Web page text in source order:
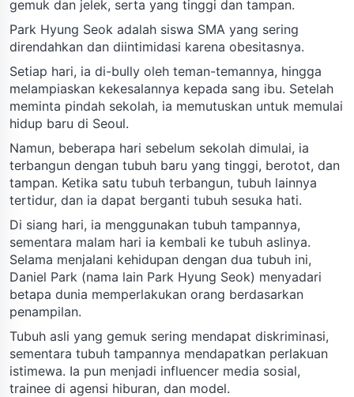
gemuk dan jelek, serta yang tinggi dan tampan.
Park Hyung Seok adalah siswa SMA yang sering
direndahkan dan diintimidasi karena obesitasnya.
Setiap hari, ia di-bully oleh teman-temannya, hingga
melampiaskan kekesalannya kepada sang ibu. Setelah
meminta pindah sekolah, ia memutuskan untuk memulai
hidup baru di Seoul.
Namun, beberapa hari sebelum sekolah dimulai, ia
terbangun dengan tubuh baru yang tinggi, berotot, dan
tampan. Ketika satu tubuh terbangun, tubuh lainnya
tertidur, dan ia dapat berganti tubuh sesuka hati.
Di siang hari, ia menggunakan tubuh tampannya,
sementara malam hari ia kembali ke tubuh aslinya.
Selama menjalani kehidupan dengan dua tubuh ini,
Daniel Park (nama lain Park Hyung Seok) menyadari
betapa dunia memperlakukan orang berdasarkan
penampilan.
Tubuh asli yang gemuk sering mendapat diskriminasi,
sementara tubuh tampannya mendapatkan perlakuan
istimewa. Ia pun menjadi influencer media sosial,
trainee di agensi hiburan, dan model.